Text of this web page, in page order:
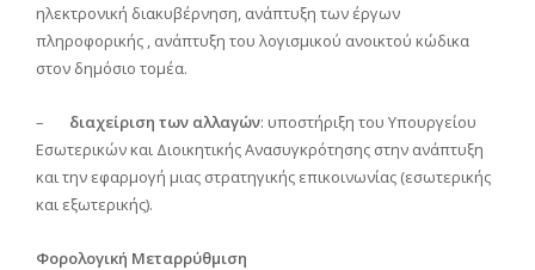
ηλεκτρονική διακυβέρνηση, ανάπτυξη των έργων
πληροφορικής , ανάπτυξη του λογισμικού ανοικτού κώδικα
στον δημόσιο τομέα.
– διαχείριση των αλλαγών: υποστήριξη του Υπουργείου
Εσωτερικών και Διοικητικής Ανασυγκρότησης στην ανάπτυξη
και την εφαρμογή μιας στρατηγικής επικοινωνίας (εσωτερικής
και εξωτερικής).
Φορολογική Μεταρρύθμιση